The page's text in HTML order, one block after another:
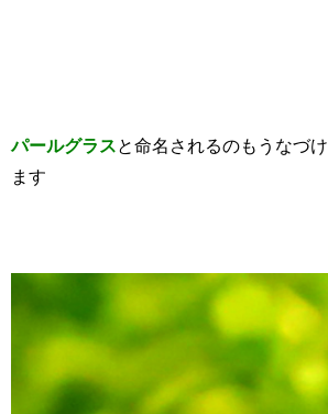
パールグラスと命名されるのもうなづけ
ます